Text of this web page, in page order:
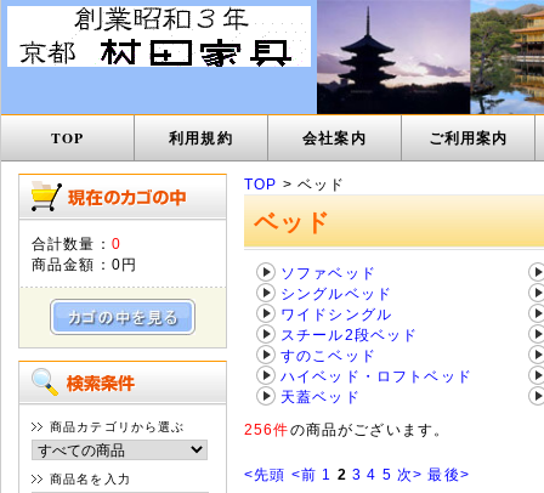
TOP 利用規約 会社案内 ご利用案内
合計数量： 0
商品金額： 0円
商品カテゴリから選ぶ
商品名を入力
TOP > ベッド
ベッド
ソファベッド
シングルベッド
ワイドシングル
スチール2段ベッド
すのこベッド
ハイベッド・ロフトベッド
天蓋ベッド
256件の商品がございます。
<先頭 <前 1 2 3 4 5 次> 最後>